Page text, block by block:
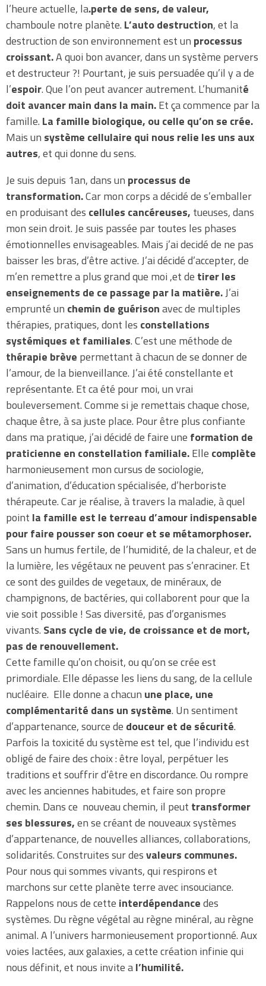
l’heure actuelle, la.perte de sens, de valeur,
chamboule notre planète. L’auto destruction, et la
destruction de son environnement est un processus
croissant.A quoi bon avancer, dans un système pervers
et destructeur ?! Pourtant, je suis persuadée qu’il y a de
l’espoir. Que l’on peut avancer autrement. L’humanité
doit avancer main dans la main.Et ça commence par la
famille. La famille biologique, ou celle qu’on se crée.
Mais un système cellulaire qui nous relie les uns aux
autres, et qui donne du sens.
Je suis depuis 1an, dans un processus de
transformation.Car mon corps a décidé de s’emballer
en produisant des cellules cancéreuses, tueuses, dans
mon sein droit. Je suis passée par toutes les phases
émotionnelles envisageables. Mais j’ai decidé de ne pas
baisser les bras, d’être active. J’ai décidé d’accepter, de
m’en remettre a plus grand que moi ,et de tirer les
enseignements de ce passage par la matière.J’ai
emprunté un chemin de guérisonavec de multiples
thérapies, pratiques, dont les constellations
systémiques et familiales. C’est une méthode de
thérapie brève permettant à chacun de se donner de
l’amour, de la bienveillance. J’ai été constellante et
représentante. Et ca été pour moi, un vrai
bouleversement. Comme si je remettais chaque chose,
chaque être, à sa juste place. Pour être plus confiante
dans ma pratique, j’ai décidé de faire une formation de
praticienne en constellation familiale.Elle complète
harmonieusement mon cursus de sociologie,
d’animation, d’éducation spécialisée, d’herboriste
thérapeute. Car je réalise, à travers la maladie, à quel
point la famille est le terreau d’amour indispensable
pour faire pousser son coeur et se métamorphoser.
Sans un humus fertile, de l’humidité, de la chaleur, et de
la lumière, les végétaux ne peuvent pas s’enraciner. Et
ce sont des guildes de vegetaux, de minéraux, de
champignons, de bactéries, qui collaborent pour que la
vie soit possible ! Sas diversité, pas d’organismes
vivants. Sans cycle de vie, de croissance et de mort,
pas de renouvellement.
Cette famille qu’on choisit, ou qu’on se crée est
primordiale. Elle dépasse les liens du sang, de la cellule
nucléaire. Elle donne a chacun une place, une
complémentarité dans un système. Un sentiment
d’appartenance, source de douceur et de sécurité.
Parfois la toxicité du système est tel, que l’individu est
obligé de faire des choix : être loyal, perpétuer les
traditions et souffrir d’être en discordance. Ou rompre
avec les anciennes habitudes, et faire son propre
chemin. Dans ce nouveau chemin, il peut transformer
ses blessures,en se créant de nouveaux systèmes
d’appartenance, de nouvelles alliances, collaborations,
solidarités. Construites sur desvaleurs communes.
Pour nous qui sommes vivants, qui respirons et
marchons sur cette planète terre avec insouciance.
Rappelons nous de cette interdépendancedes
systèmes. Du règne végétal au règne minéral, au règne
animal. A l’univers harmonieusement proportionné. Aux
voies lactées, aux galaxies, a cette création infinie qui
nous définit, et nous invite al’humilité.